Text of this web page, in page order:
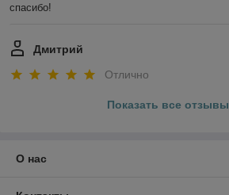
спасибо!
Дмитрий
Отлично
Показать все отзывы
О нас